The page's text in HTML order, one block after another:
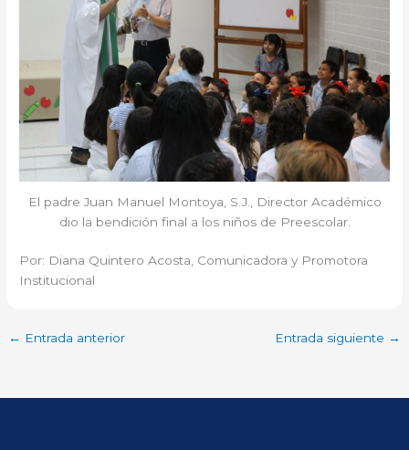
El padre Juan Manuel Montoya, S.J., Director Académico
dio la bendición final a los niños de Preescolar.
Por: Diana Quintero Acosta, Comunicadora y Promotora
Institucional
← Entrada anterior Entrada siguiente →